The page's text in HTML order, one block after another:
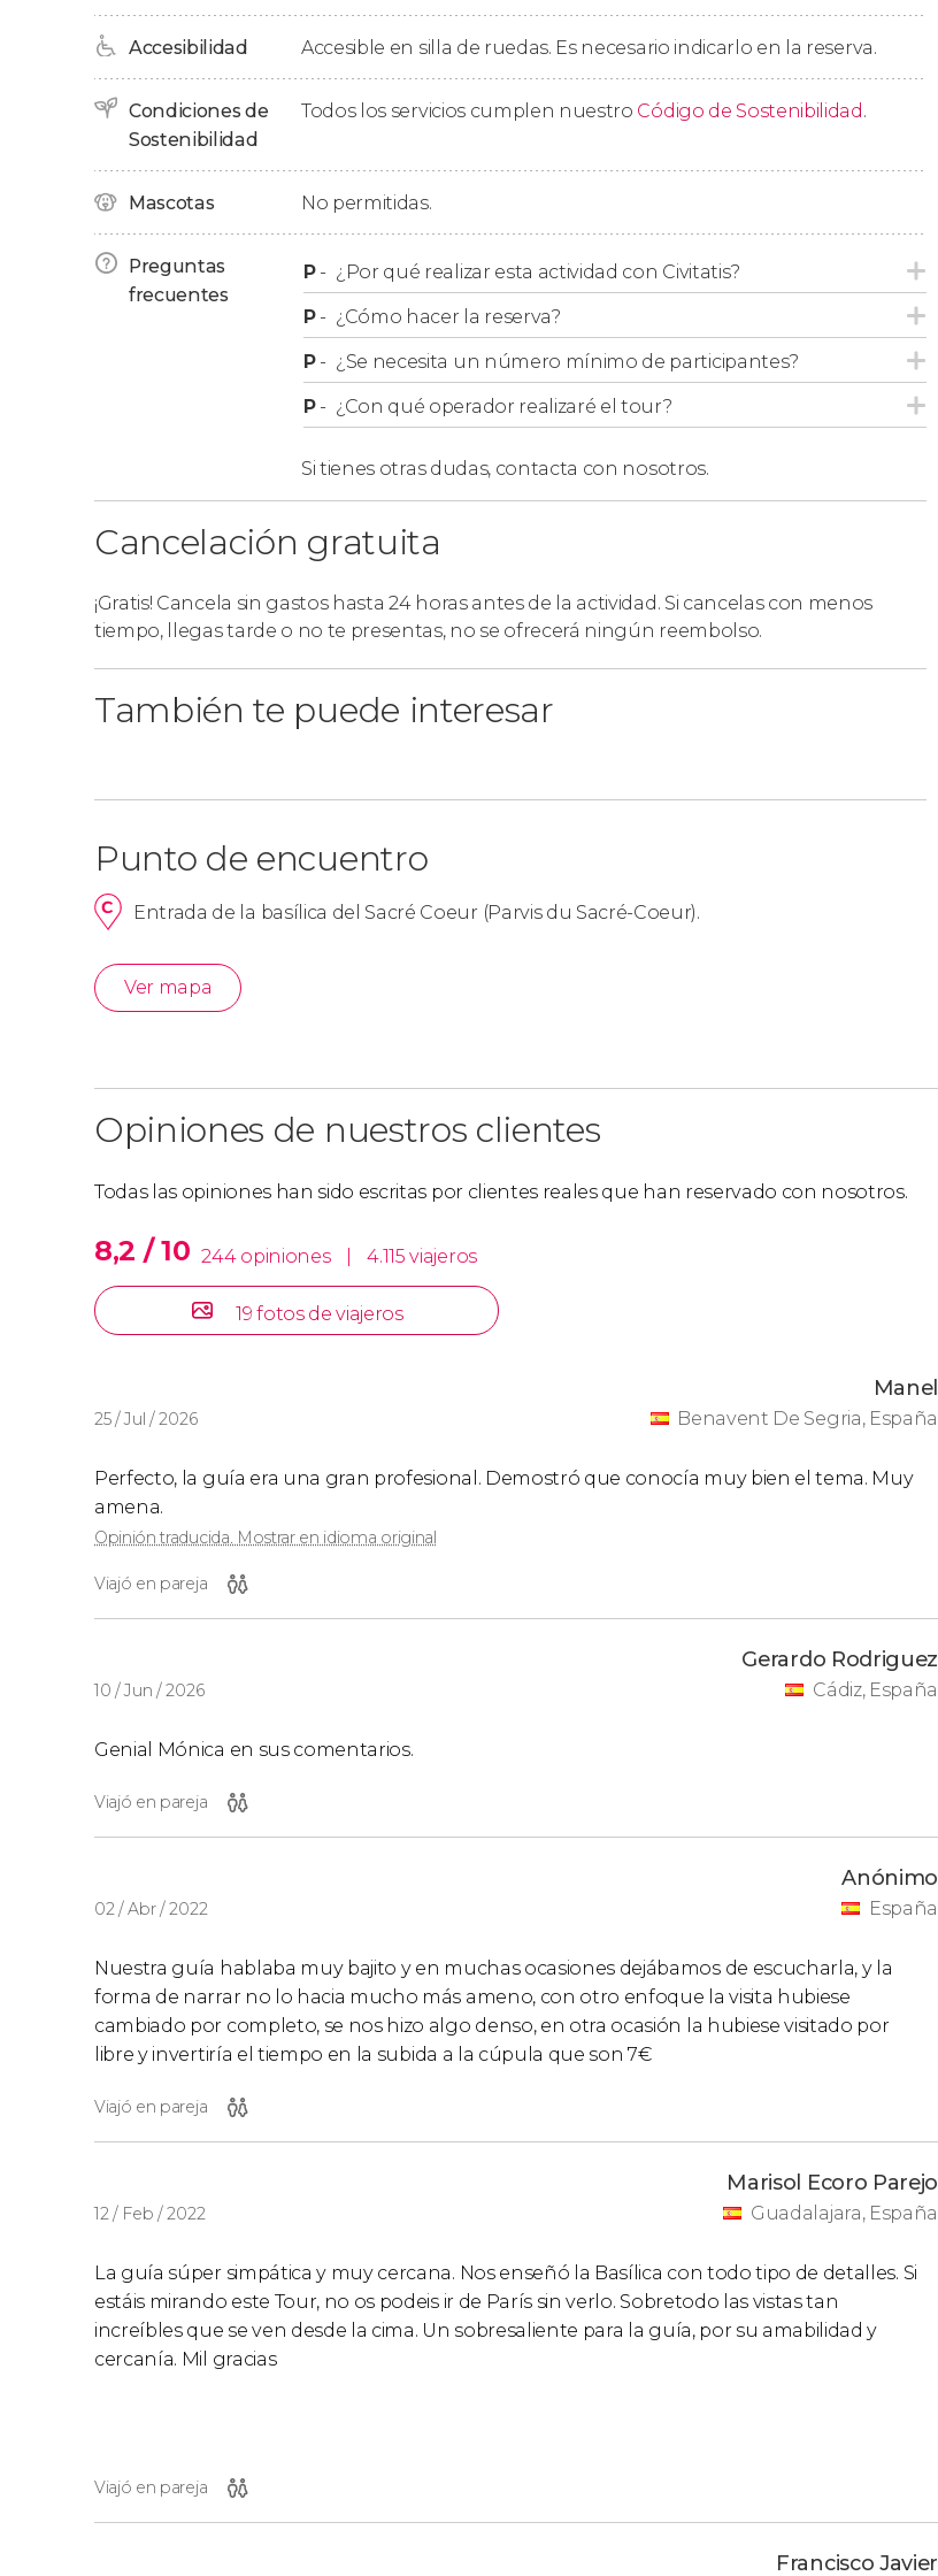
Si lo deseáis, al final del tour podréis aprovechar para subir por vuestra cuenta a la cúpula
central de la basílica del Sacré Coeur, desde donde obtendréis una preciosa vista de París
desde el punto más elevado de la ciudad.
Guía
Tened en cuenta que el guía os acompañará tanto fuera como en el interior del templo.
No obstante,las explicaciones se realizarán en el exterior, ya que por respeto a los fieles no
están permitidas dentro.
Accesibilidad Accesible en silla de ruedas. Es necesario indicarlo en la reserva.
Condiciones de
Sostenibilidad
Todos los servicios cumplen nuestro Código de Sostenibilidad .
Mascotas No permitidas.
Preguntas
frecuentes
P- ¿Por qué realizar esta actividad con Civitatis?
P- ¿Cómo hacer la reserva?
P- ¿Se necesita un número mínimo de participantes?
P- ¿Con qué operador realizaré el tour?
Si tienes otras dudas, contacta con nosotros.
Cancelación gratuita
¡Gratis! Cancela sin gastos hasta 24 horas antes de la actividad. Si cancelas con menos
tiempo, llegas tarde o no te presentas, no se ofrecerá ningún reembolso.
También te puede interesar
Punto de encuentro
Entrada de la basílica del Sacré Coeur (Parvis du Sacré-Coeur).
Ver mapa
Opiniones de nuestros clientes
Todas las opiniones han sido escritas por clientes reales que han reservado con nosotros.
8,2 / 10 244 opiniones 4.115 viajeros
19 fotos de viajeros
25 / Jul / 2026
Manel
Benavent De Segria, España
Perfecto, la guía era una gran profesional. Demostró que conocía muy bien el tema. Muy
amena.
Opinión traducida. Mostrar en idioma original
Viajó en pareja
10 / Jun / 2026
Gerardo Rodriguez
Cádiz, España
Genial Mónica en sus comentarios.
Viajó en pareja
02 / Abr / 2022
Anónimo
España
Nuestra guía hablaba muy bajito y en muchas ocasiones dejábamos de escucharla, y la
forma de narrar no lo hacia mucho más ameno, con otro enfoque la visita hubiese
cambiado por completo, se nos hizo algo denso, en otra ocasión la hubiese visitado por
libre y invertiría el tiempo en la subida a la cúpula que son 7€
Viajó en pareja
12 / Feb / 2022
Marisol Ecoro Parejo
Guadalajara, España
La guía súper simpática y muy cercana. Nos enseñó la Basílica con todo tipo de detalles. Si
estáis mirando este Tour, no os podeis ir de París sin verlo. Sobretodo las vistas tan
increíbles que se ven desde la cima. Un sobresaliente para la guía, por su amabilidad y
cercanía. Mil gracias
Viajó en pareja
Francisco Javier